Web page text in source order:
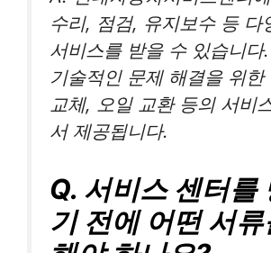
수리, 점검, 유지보수 등 다
서비스를 받을 수 있습니다
기술적인 문제 해결을 위한
교체, 오일 교환 등의 서비
서 제공됩니다.
Q. 서비스 센터를
기 전에 어떤 서